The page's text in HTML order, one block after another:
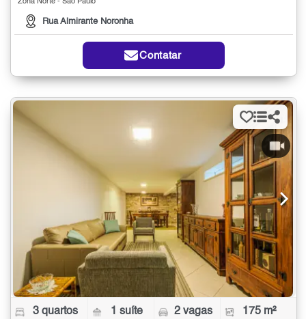
Zona Norte - São Paulo
Rua Almirante Noronha
Contatar
3 quartos 1 suíte 2 vagas 175 m²